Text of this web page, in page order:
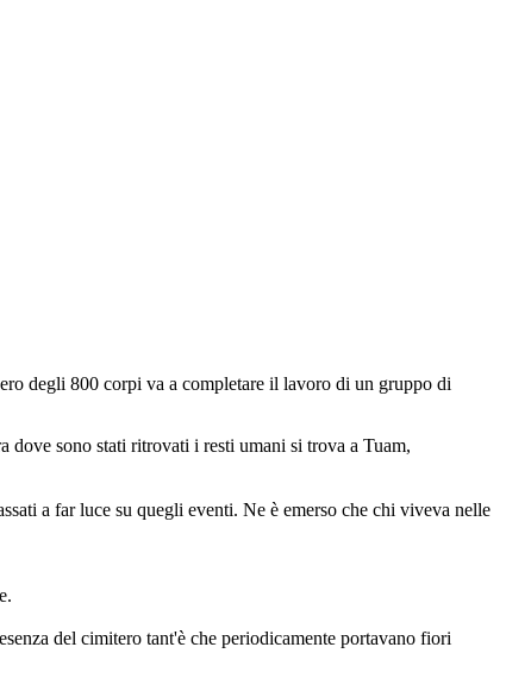
degli 800 corpi va a completare il lavoro di un gruppo di
dove sono stati ritrovati i resti umani si trova a Tuam,
a far luce su quegli eventi. Ne è emerso che chi viveva nelle
del cimitero tant'è che periodicamente portavano fiori